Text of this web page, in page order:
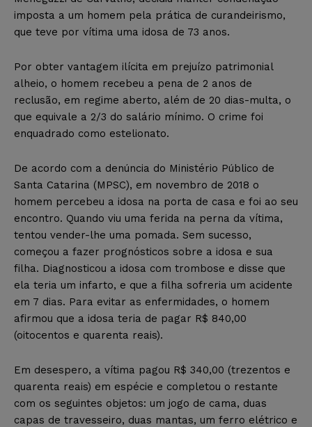
imposta a um homem pela prática de curandeirismo,
que teve por vítima uma idosa de 73 anos.
Por obter vantagem ilícita em prejuízo patrimonial
alheio, o homem recebeu a pena de 2 anos de
reclusão, em regime aberto, além de 20 dias-multa, o
que equivale a 2/3 do salário mínimo. O crime foi
enquadrado como estelionato.
De acordo com a denúncia do Ministério Público de
Santa Catarina (MPSC), em novembro de 2018 o
homem percebeu a idosa na porta de casa e foi ao seu
encontro. Quando viu uma ferida na perna da vítima,
tentou vender-lhe uma pomada. Sem sucesso,
começou a fazer prognósticos sobre a idosa e sua
filha. Diagnosticou a idosa com trombose e disse que
ela teria um infarto, e que a filha sofreria um acidente
em 7 dias. Para evitar as enfermidades, o homem
afirmou que a idosa teria de pagar R$ 840,00
(oitocentos e quarenta reais).
Em desespero, a vítima pagou R$ 340,00 (trezentos e
quarenta reais) em espécie e completou o restante
com os seguintes objetos: um jogo de cama, duas
capas de travesseiro, duas mantas, um ferro elétrico e